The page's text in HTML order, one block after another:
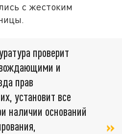
с жестоким
проверит
и
прав
установит все
наличии оснований